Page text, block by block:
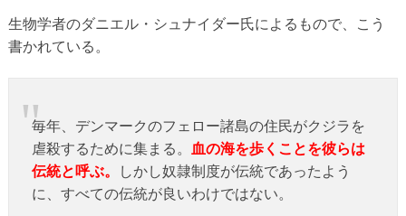
生物学者のダニエル・シュナイダー氏によるもので、こう
書かれている。
毎年、デンマークのフェロー諸島の住民がクジラを
虐殺するために集まる。
血の海を歩くことを彼らは
伝統と呼ぶ。
しかし奴隷制度が伝統であったよう
に、すべての伝統が良いわけではない。